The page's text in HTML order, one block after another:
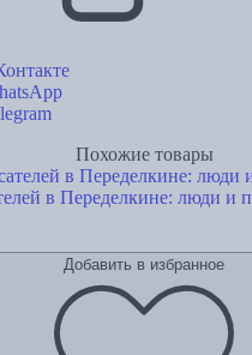
Похожие товары
в Переделкине: люди и
Добавить в избранное